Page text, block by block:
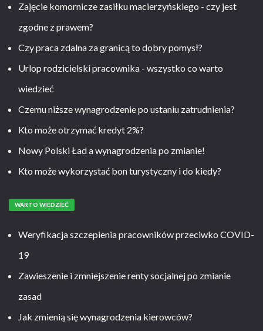
Zajęcie komornicze zasiłku macierzyńskiego - czy jest
zgodne z prawem?
Czy praca zdalna za granicą to dobry pomysł?
Urlop rodzicielski pracownika - wszystko co warto
wiedzieć
Czemu niższe wynagrodzenie po ustaniu zatrudnienia?
Kto może otrzymać kredyt 2%?
Nowy Polski Ład a wynagrodzenia po zmianie!
Kto może wykorzystać bon turystyczny i do kiedy?
WARTO WIEDZIEĆ
Weryfikacja szczepienia pracowników przeciwko COVID-
19
Zawieszenie i zmniejszenie renty socjalnej po zmianie
zasad
Jak zmienią się wynagrodzenia kierowców?